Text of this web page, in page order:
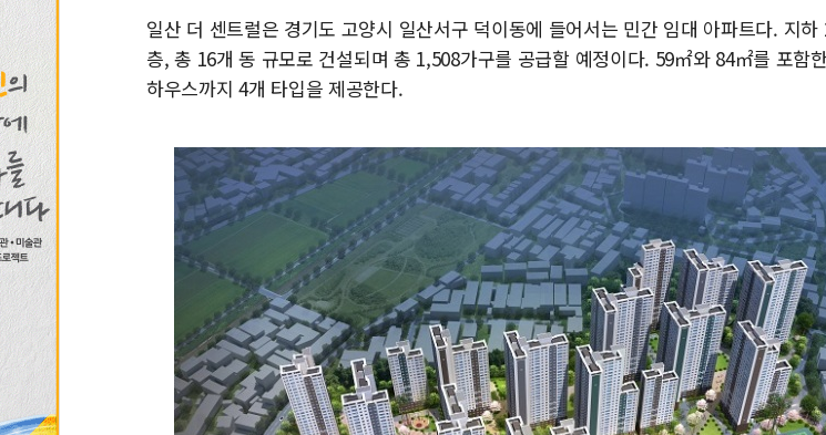
남동발전, 해남군
[인도증시] 중동 불
일산 더 센트럴은 경기도 고양시 일산서구 덕이동에 들어서는 민간 임대 아파트다. 지
층, 총 16개 동 규모로 건설되며 총 1,508가구를 공급할 예정이다. 59㎡와 84㎡를 포함
하우스까지 4개 타입을 제공한다.